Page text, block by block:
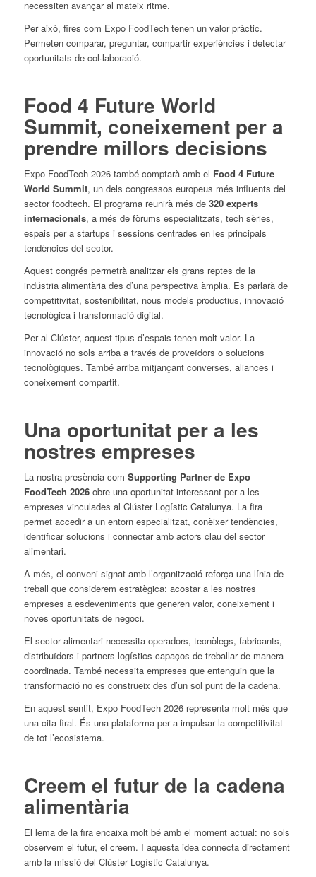
necessiten avançar al mateix ritme.
Per això, fires com Expo FoodTech tenen un valor pràctic.
Permeten comparar, preguntar, compartir experiències i detectar
oportunitats de col·laboració.
Food 4 Future World
Summit, coneixement per a
prendre millors decisions
Expo FoodTech 2026 també comptarà amb el Food 4 Future
World Summit, un dels congressos europeus més influents del
sector foodtech. El programa reunirà més de 320 experts
internacionals, a més de fòrums especialitzats, tech sèries,
espais per a startups i sessions centrades en les principals
tendències del sector.
Aquest congrés permetrà analitzar els grans reptes de la
indústria alimentària des d’una perspectiva àmplia. Es parlarà de
competitivitat, sostenibilitat, nous models productius, innovació
tecnològica i transformació digital.
Per al Clúster, aquest tipus d’espais tenen molt valor. La
innovació no sols arriba a través de proveïdors o solucions
tecnològiques. També arriba mitjançant converses, aliances i
coneixement compartit.
Una oportunitat per a les
nostres empreses
La nostra presència com Supporting Partner de Expo
FoodTech 2026obre una oportunitat interessant per a les
empreses vinculades al Clúster Logístic Catalunya. La fira
permet accedir a un entorn especialitzat, conèixer tendències,
identificar solucions i connectar amb actors clau del sector
alimentari.
A més, el conveni signat amb l’organització reforça una línia de
treball que considerem estratègica: acostar a les nostres
empreses a esdeveniments que generen valor, coneixement i
noves oportunitats de negoci.
El sector alimentari necessita operadors, tecnòlegs, fabricants,
distribuïdors i partners logístics capaços de treballar de manera
coordinada. També necessita empreses que entenguin que la
transformació no es construeix des d’un sol punt de la cadena.
En aquest sentit, Expo FoodTech 2026 representa molt més que
una cita firal. És una plataforma per a impulsar la competitivitat
de tot l’ecosistema.
Creem el futur de la cadena
alimentària
El lema de la fira encaixa molt bé amb el moment actual: no sols
observem el futur, el creem. I aquesta idea connecta directament
amb la missió del Clúster Logístic Catalunya.